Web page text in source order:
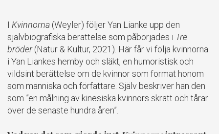
I Kvinnorna (Weyler) följer Yan Lianke upp den
självbiografiska berättelse som påbörjades i Tre
bröder(Natur & Kultur, 2021). Här får vi följa kvinnorna
i Yan Liankes hemby och släkt, en humoristisk och
vildsint berättelse om de kvinnor som format honom
som människa och författare. Själv beskriver han den
som ”en målning av kinesiska kvinnors skratt och tårar
över de senaste hundra åren”.